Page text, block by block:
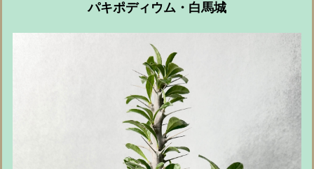
パキポディウム・白馬城